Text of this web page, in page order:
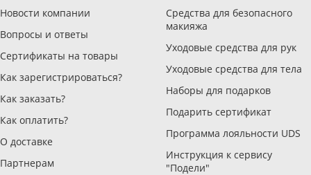
Новости компании
Вопросы и ответы
Сертификаты на товары
Как зарегистрироваться?
Как заказать?
Как оплатить?
О доставке
Партнерам
Средства для безопасного
макияжа
Уходовые средства для рук
Уходовые средства для тела
Наборы для подарков
Подарить сертификат
Программа лояльности UDS
Инструкция к сервису
"Подели"